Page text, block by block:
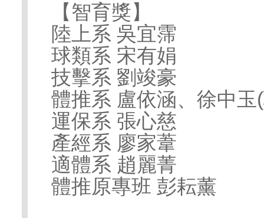
【智育獎】
陸上系 吳宜霈
球類系 宋有娟
技擊系 劉竣豪
體推系 盧依涵、徐中玉
運保系 張心慈
產經系 廖家葦
適體系 趙麗菁
體推原專班 彭耘薰